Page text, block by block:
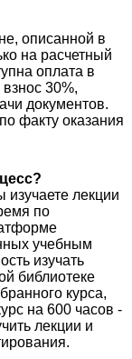
описанной в
на расчетный
оплата в
30%,
документов.
факту оказания
лекции
по
учебным
изучать
библиотеке
курса,
на 600 часов -
лекции и